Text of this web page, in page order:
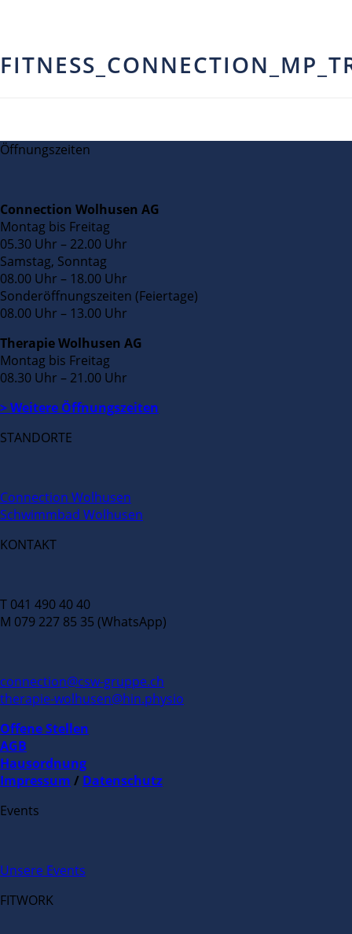
Öffnungszeiten
Connection Wolhusen AG
Montag bis Freitag
05.30 Uhr – 22.00 Uhr
Samstag, Sonntag
08.00 Uhr – 18.00 Uhr
Sonderöffnungszeiten (Feiertage)
08.00 Uhr – 13.00 Uhr
Therapie Wolhusen AG
Montag bis Freitag
08.30 Uhr – 21.00 Uhr
> Weitere Öffnungszeiten
STANDORTE
Connection Wolhusen
Schwimmbad Wolhusen
KONTAKT
T 041 490 40 40
M 079 227 85 35 (WhatsApp)
connection@csw-gruppe.ch
therapie-wolhusen@hin.physio
Offene Stellen
AGB
Hausordnung
Impressum / Datenschutz
Events
Unsere Events
FITWORK